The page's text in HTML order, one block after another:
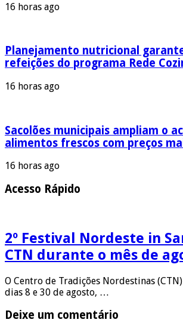
16 horas ago
Planejamento nutricional
refeições do programa Rede
16 horas ago
Sacolões municipais ampliam o
alimentos frescos com preços
16 horas ago
Acesso Rápido
2º Festival Nordeste in
CTN durante o mês de
O Centro de Tradições Nordestinas
dias 8 e 30 de agosto, …
Deixe um comentário